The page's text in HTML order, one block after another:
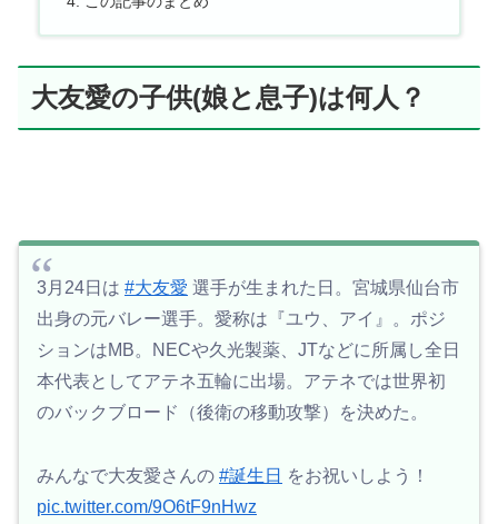
大友愛の子供(娘と息子)は何人？
3月24日は #大友愛 選手が生まれた日。宮城県仙台市
出身の元バレー選手。愛称は『ユウ、アイ』。ポジ
ションはMB。NECや久光製薬、JTなどに所属し全日
本代表としてアテネ五輪に出場。アテネでは世界初
のバックブロード（後衛の移動攻撃）を決めた。
みんなで大友愛さんの #誕生日 をお祝いしよう！
pic.twitter.com/9O6tF9nHwz